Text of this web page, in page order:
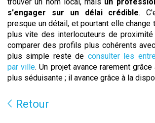
s'engager sur un délai crédible.
presque un détail, et pourtant elle change
plus vite des interlocuteurs de
comparer des profils plus cohérents
plus simple reste de consulter les
par ville. Un projet avance rarement
plus séduisante ; il avance grâce à la
Retour